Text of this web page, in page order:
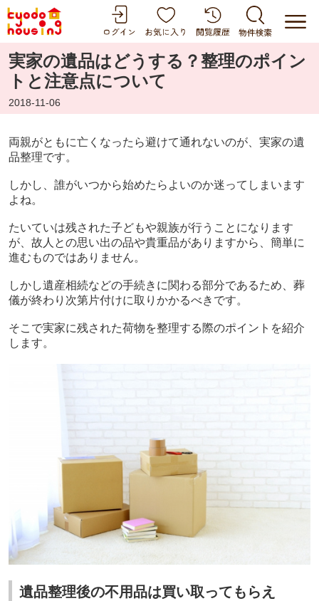
実家の遺品はどうする？整理のポイン
トと注意点について
2018-11-06
両親がともに亡くなったら避けて通れないのが、実家の遺
品整理です。
しかし、誰がいつから始めたらよいのか迷ってしまいます
よね。
たいていは残された子どもや親族が行うことになります
が、故人との思い出の品や貴重品がありますから、簡単に
進むものではありません。
しかし遺産相続などの手続きに関わる部分であるため、葬
儀が終わり次第片付けに取りかかるべきです。
そこで実家に残された荷物を整理する際のポイントを紹介
します。
遺品整理後の不用品は買い取ってもらえ